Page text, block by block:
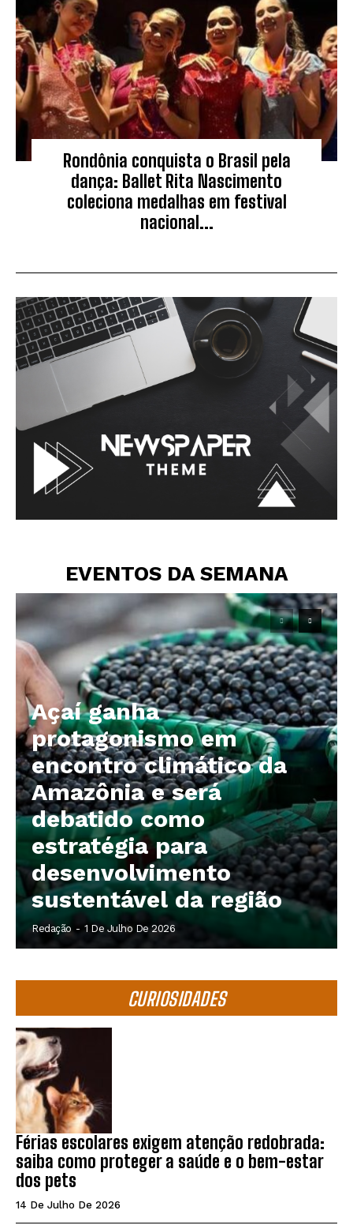
Rondônia conquista o Brasil pela
dança: Ballet Rita Nascimento
coleciona medalhas em festival
nacional...
EVENTOS DA SEMANA
Açaí ganha
protagonismo em
encontro climático da
Amazônia e será
debatido como
estratégia para
desenvolvimento
sustentável da região
Redação - 1 De Julho De 2026
CURIOSIDADES
Férias escolares exigem atenção redobrada:
saiba como proteger a saúde e o bem-estar
dos pets
14 De Julho De 2026